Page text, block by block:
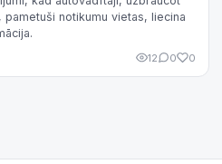
notikumu vietas, liecina
12 0 0